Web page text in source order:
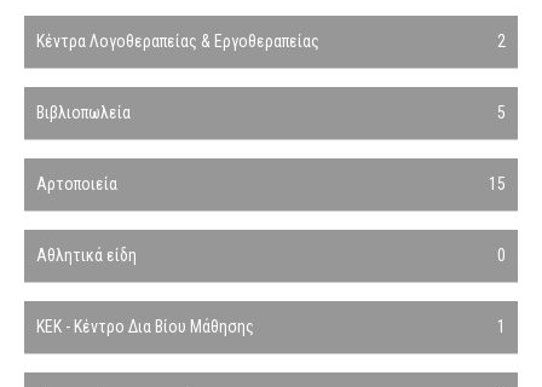
Κέντρα Λογοθεραπείας & Εργοθεραπείας 2
Βιβλιοπωλεία 5
Αρτοποιεία 15
Αθλητικά είδη 0
ΚΕΚ - Κέντρο Δια Βίου Μάθησης 1